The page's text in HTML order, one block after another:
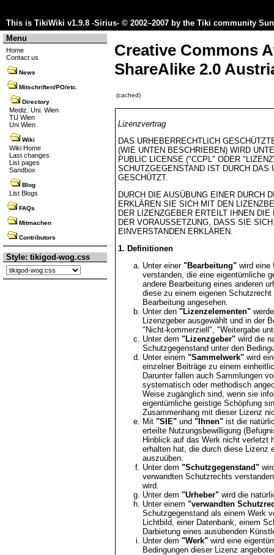
This is TikiWiki v1.9.8 -Sirius- © 2002–2007 by the Tiki community
Menu
Home
Contact us
News
Mitschriften/PO/etc.
Directory
Mediz. Uni. Wien
TU Wien
Uni Wien
Wiki
Wiki Home
Last changes
List pages
Sandbox
Blog
List Blogs
FAQs
Mitmachen
Contributors
Style: tikigod-wog.css
Creative Commons
ShareAlike 2.0
(cached)
Lizenzvertrag
DAS URHEBERRECHTLICH
(WIE UNTEN BESCHRIEBEN) WIRD
PUBLIC LICENSE ("CCPL" ODER
SCHUTZGEGENSTAND IST DURCH
GESCHÜTZT.
DURCH DIE AUSÜBUNG EINER DURCH
ERKLÄREN SIE SICH MIT DEN
DER LIZENZGEBER ERTEILT IHNEN
DER VORAUSSETZUNG, DASS SIE
EINVERSTANDEN ERKLÄREN.
1. Definitionen
Unter einer "Bearbeitung" wird eine
verstanden, die eine eigentümliche
andere Bearbeitung eines anderen
diese zu einem eigenen
Bearbeitung angesehen.
Unter den "Lizenzelementen"
Lizenzgeber ausgewählt und in der
"Nicht-kommerziell", "Weitergabe
Unter dem "Lizenzgeber" wird die
Schutzgegenstand unter den
Unter einem "Sammelwerk" wird
einzelner Beiträge zu einem
Darunter fallen auch Sammlungen
systematisch oder methodisch
Weise zugänglich sind, wenn sie
eigentümliche geistige Schöpfung
Zusammenhang mit dieser Lizenz
Mit "SIE" und "Ihnen" ist die
erteilte Nutzungsbewilligung
Hinblick auf das Werk nicht verletzt
erhalten hat, die durch diese Lizenz
auszuüben.
Unter dem "Schutzgegenstand"
verwandten Schutzrechts
wird.
Unter dem "Urheber" wird die
Unter einem "verwandten
Schutzgegenstand als einem Werk
Lichtbild, einer Datenbank, einem
Darbietung eines ausübenden
Unter dem "Werk" wird eine
Bedingungen dieser Lizenz